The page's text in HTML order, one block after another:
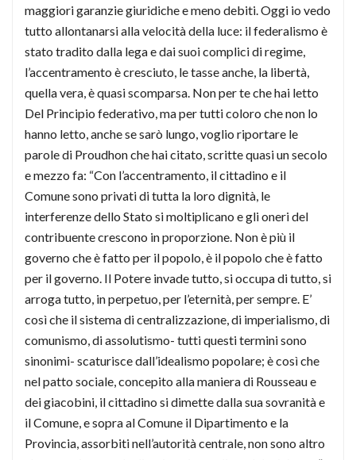
maggiori garanzie giuridiche e meno debiti. Oggi io vedo
tutto allontanarsi alla velocità della luce: il federalismo è
stato tradito dalla lega e dai suoi complici di regime,
l’accentramento è cresciuto, le tasse anche, la libertà,
quella vera, è quasi scomparsa. Non per te che hai letto
Del Principio federativo, ma per tutti coloro che non lo
hanno letto, anche se sarò lungo, voglio riportare le
parole di Proudhon che hai citato, scritte quasi un secolo
e mezzo fa: “Con l’accentramento, il cittadino e il
Comune sono privati di tutta la loro dignità, le
interferenze dello Stato si moltiplicano e gli oneri del
contribuente crescono in proporzione. Non è più il
governo che è fatto per il popolo, è il popolo che è fatto
per il governo. Il Potere invade tutto, si occupa di tutto, si
arroga tutto, in perpetuo, per l’eternità, per sempre. E’
così che il sistema di centralizzazione, di imperialismo, di
comunismo, di assolutismo- tutti questi termini sono
sinonimi- scaturisce dall’idealismo popolare; è così che
nel patto sociale, concepito alla maniera di Rousseau e
dei giacobini, il cittadino si dimette dalla sua sovranità e
il Comune, e sopra al Comune il Dipartimento e la
Provincia, assorbiti nell’autorità centrale, non sono altro